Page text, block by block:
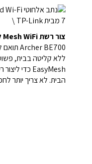
צור רשת Mesh WiFi לכל הבית
ללא קליטה בבית,
הבית. לא צריך יותר